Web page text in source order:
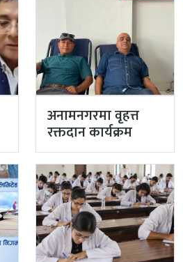
अनामनगरमा वृहत्त
रक्तदान कार्यक्रम